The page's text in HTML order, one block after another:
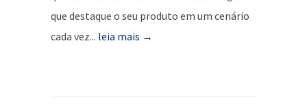
que destaque o seu produto em um cenário
cada vez... leia mais →